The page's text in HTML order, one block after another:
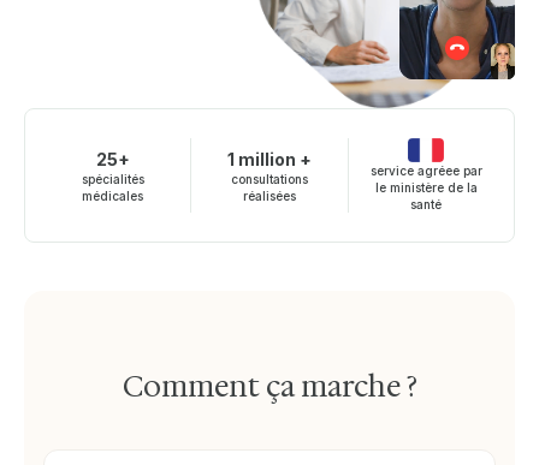
25+
spécialités
médicales
1 million +
consultations
réalisées
service agréee par
le ministère de la
santé
Comment ça marche ?